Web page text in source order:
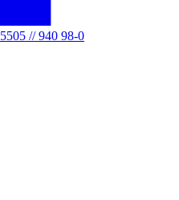
// 940 98-0